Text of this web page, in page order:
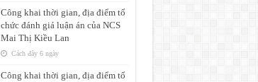
Công khai thời gian, địa điểm tổ
chức đánh giá luận án của NCS
Mai Thị Kiều Lan
Cách đây 6 ngày
Công khai thời gian, địa điểm tổ